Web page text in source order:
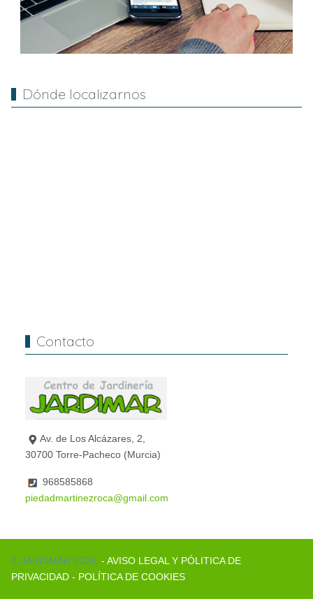
Dónde localizarnos
Contacto
Av. de Los Alcázares, 2,
30700 Torre-Pacheco (Murcia)
968585868
piedadmartinezroca@gmail.com
© JARDIMAR 2026.- AVISO LEGAL Y PÓLITICA DE
PRIVACIDAD - POLÍTICA DE COOKIES